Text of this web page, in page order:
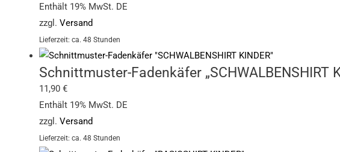
Enthält 19% MwSt. DE
zzgl. Versand
Lieferzeit: ca. 48 Stunden
Schnittmuster-Fadenkäfer „SCHWALBENSHIRT
11,90 €
Enthält 19% MwSt. DE
zzgl. Versand
Lieferzeit: ca. 48 Stunden